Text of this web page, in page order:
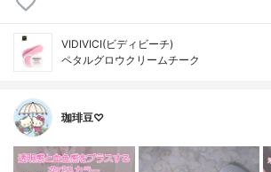
VIDIVICI(ビディビーチ)
ペタルグロウクリームチーク
珈琲豆♡